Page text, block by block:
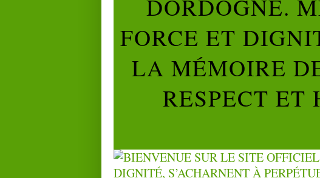
DORDOGNE.
FORCE ET
LA MÉMOIRE
RESPECT ET